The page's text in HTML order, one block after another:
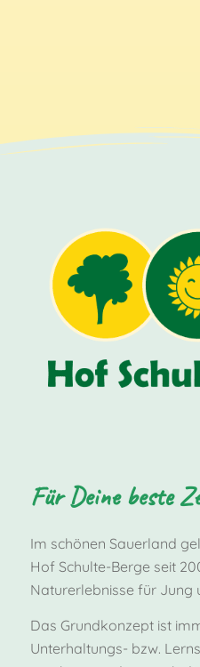
Für Deine beste
Im schönen Sauerland
Hof Schulte-Berge seit
Naturerlebnisse für Jung
Das Grundkonzept ist
Unterhaltungs- bzw.